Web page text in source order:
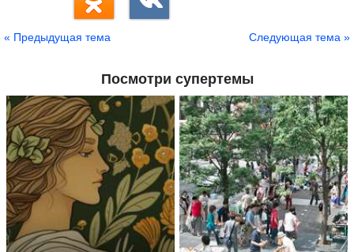
« Предыдущая тема Следующая тема »
Посмотри супертемы